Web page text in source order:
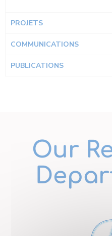
PROJETS
COMMUNICATIONS
PUBLICATIONS
Our